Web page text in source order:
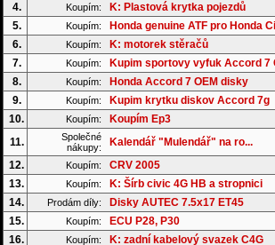
4. Koupím: K: Plastová krytka pojezdů
5. Koupím: Honda genuine ATF pro Honda
6. Koupím: K: motorek stěračů
7. Koupím: Kupim sportovy vyfuk Accord 7
8. Koupím: Honda Accord 7 OEM disky
9. Koupím: Kupim krytku diskov Accord 7g
10. Koupím: Koupím Ep3
11.
Společné
nákupy:
Kalendář "Mulendář" na ro...
12. Koupím: CRV 2005
13. Koupím: K: Šírb civic 4G HB a stropnici
14. Prodám díly: Disky AUTEC 7.5x17 ET45
15. Koupím: ECU P28, P30
16. Koupím: K: zadní kabelový svazek C4G